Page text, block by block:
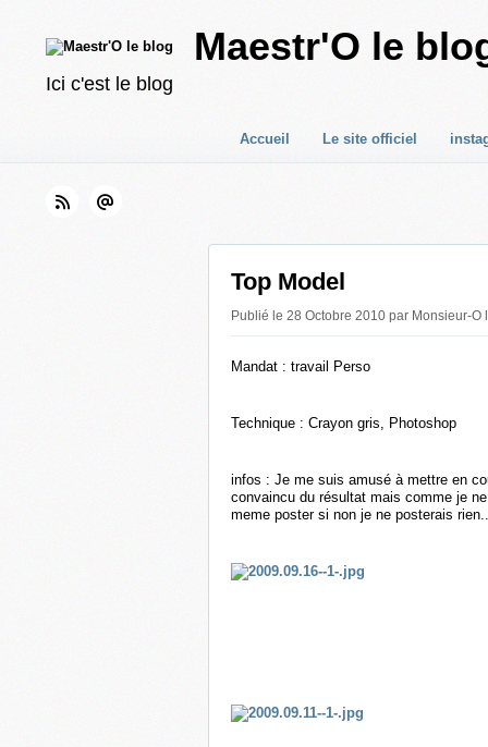
Maestr'O le
Ici c'est le blog
Accueil Le site officiel
Top Model
Publié le 28 Octobre 2010 par Monsieur-
Mandat : travail Perso
Technique : Crayon gris, Photoshop
infos : Je me suis amusé à mettre en
convaincu du résultat mais comme je
meme poster si non je ne posterais